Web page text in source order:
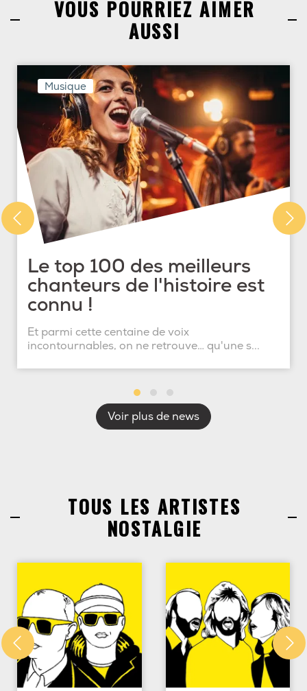
VOUS POURRIEZ AIMER
AUSSI
Musique
Le top 100 des meilleurs
chanteurs de l'histoire est
connu !
Et parmi cette centaine de voix
incontournables, on ne retrouve… qu'une s...
Voir plus de news
TOUS LES ARTISTES
NOSTALGIE